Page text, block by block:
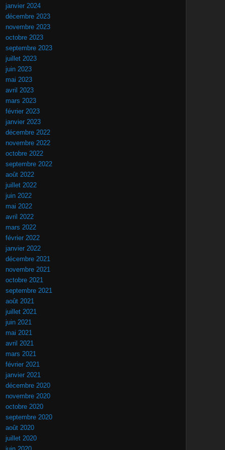
janvier 2024
décembre 2023
novembre 2023
octobre 2023
septembre 2023
juillet 2023
juin 2023
mai 2023
avril 2023
mars 2023
février 2023
janvier 2023
décembre 2022
novembre 2022
octobre 2022
septembre 2022
août 2022
juillet 2022
juin 2022
mai 2022
avril 2022
mars 2022
février 2022
janvier 2022
décembre 2021
novembre 2021
octobre 2021
septembre 2021
août 2021
juillet 2021
juin 2021
mai 2021
avril 2021
mars 2021
février 2021
janvier 2021
décembre 2020
novembre 2020
octobre 2020
septembre 2020
août 2020
juillet 2020